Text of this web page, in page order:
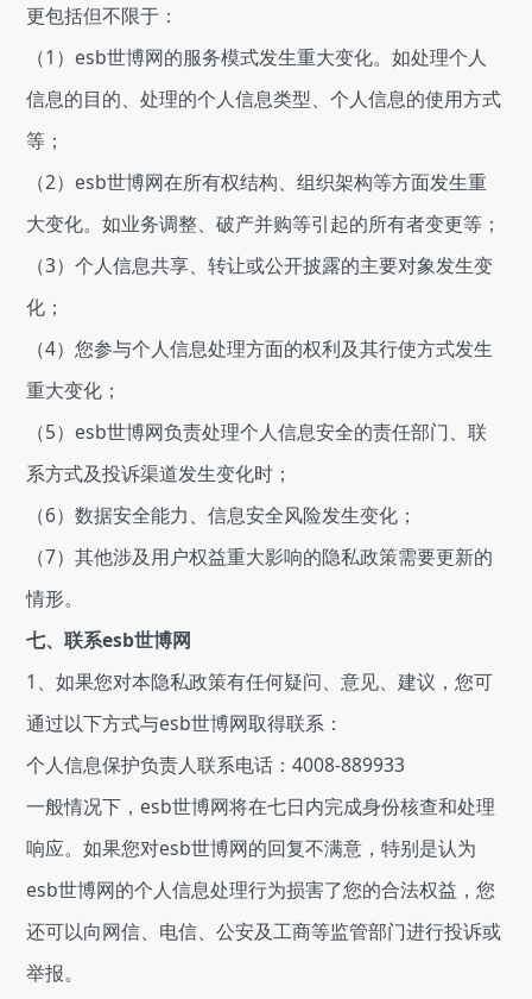
更包括但不限于：
（1）esb世博网的服务模式发生重大变化。如处理个人
信息的目的、处理的个人信息类型、个人信息的使用方式
等；
（2）esb世博网在所有权结构、组织架构等方面发生重
大变化。如业务调整、破产并购等引起的所有者变更等；
（3）个人信息共享、转让或公开披露的主要对象发生变
化；
（4）您参与个人信息处理方面的权利及其行使方式发生
重大变化；
（5）esb世博网负责处理个人信息安全的责任部门、联
系方式及投诉渠道发生变化时；
（6）数据安全能力、信息安全风险发生变化；
（7）其他涉及用户权益重大影响的隐私政策需要更新的
情形。
七、联系esb世博网
1、如果您对本隐私政策有任何疑问、意见、建议，您可
通过以下方式与esb世博网取得联系：
个人信息保护负责人联系电话：4008-889933
一般情况下，esb世博网将在七日内完成身份核查和处理
响应。如果您对esb世博网的回复不满意，特别是认为
esb世博网的个人信息处理行为损害了您的合法权益，您
还可以向网信、电信、公安及工商等监管部门进行投诉或
举报。